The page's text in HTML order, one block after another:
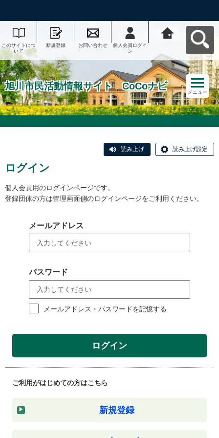
このサイトにつ
いて
新規登録 お問い合わせ
個人会員ログイ
ン
ナビへ戻る
旭川市民活動情報サイト CoCoナビ
メニュー
読み上げ 読み上げ設定
ログイン
個人会員用のログインページです。
登録団体の方は管理画面側のログインページをご利用ください。
メールアドレス
パスワード
メールアドレス・パスワードを記憶する
ログイン
ご利用がはじめての方はこちら
新規登録